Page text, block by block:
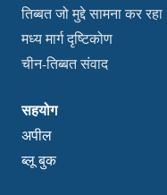
तिब्बत जो मुद्दे सामना कर रहा
मध्य मार्ग दृष्टिकोण
चीन-तिब्बत संवाद
सहयोग
अपील
ब्लू बुक